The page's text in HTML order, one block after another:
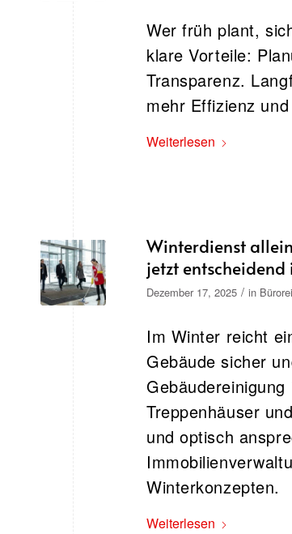
Wer früh plant,
klare Vorteile:
Transparenz.
mehr Effizienz
Weiterlesen
Winterdienst
jetzt entscheidend
Dezember 17, 2025 / in
Im Winter reicht
Gebäude sicher
Treppenhäuser
und optisch
Winterkonzepten.
Weiterlesen